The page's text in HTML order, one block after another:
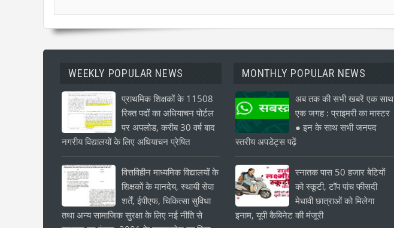
WEEKLY POPULAR NEWS
प्राथमिक शिक्षकों के 11508
रिक्त पदों का अधियाचन पोर्टल
पर अपलोड, करीब 30 वर्ष बाद
नगरीय विद्यालयों के लिए अधियाचन प्रेषित
वित्तविहीन माध्यमिक विद्यालयों के
शिक्षकों के मानदेय, स्थायी सेवा
शर्तें, ईपीएफ, चिकित्सा सुविधा
तथा अन्य सामाजिक सुरक्षा के लिए नई नीति से
MONTHLY POPULAR NEWS
अब तक की सभी खबरें एक साथ
एक जगह : प्राइमरी का मास्टर
● इन के साथ सभी जनपद
स्तरीय अपडेट्स पढ़ें
स्नातक पास 50 हजार बेटियों
को स्कूटी, टॉप पांच फीसदी
मेधावी छात्राओं को मिलेगा
इनाम, यूपी कैबिनेट की मंजूरी